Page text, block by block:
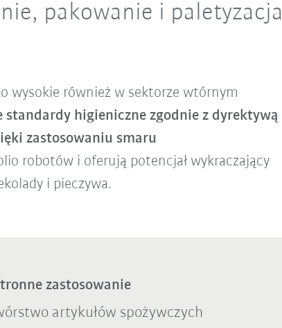
pakowanie i paletyzacja
wysokie również w sektorze wtórnym
standardy higieniczne zgodnie z dyrektywą
zastosowaniu smaru
robotów i oferują potencjał wykraczający
i pieczywa.
zastosowanie
artykułów spożywczych